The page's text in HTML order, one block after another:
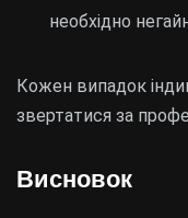
необхідно
Кожен випадок
звертатися за
Висновок